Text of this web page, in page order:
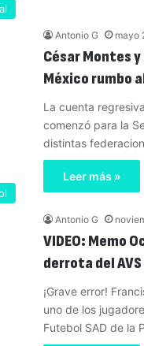
Antonio G mayo
César Montes
México rumbo
La cuenta
comenzó para la
distintas
Leer más »
Antonio G
VIDEO: Memo
derrota del
¡Grave error!
uno de los
Futebol SAD de la